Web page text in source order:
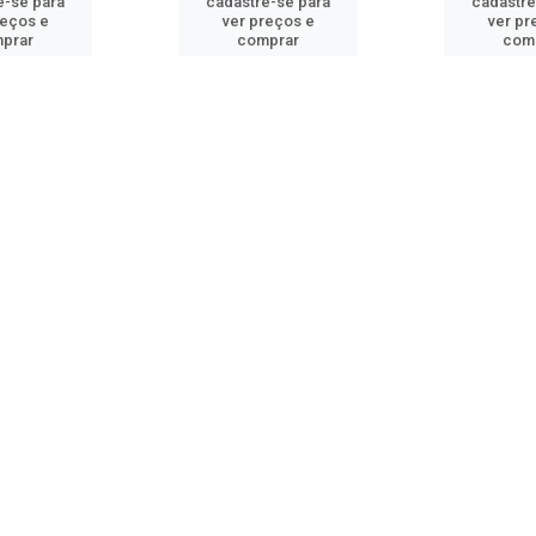
e
ver preços e
comprar
ver